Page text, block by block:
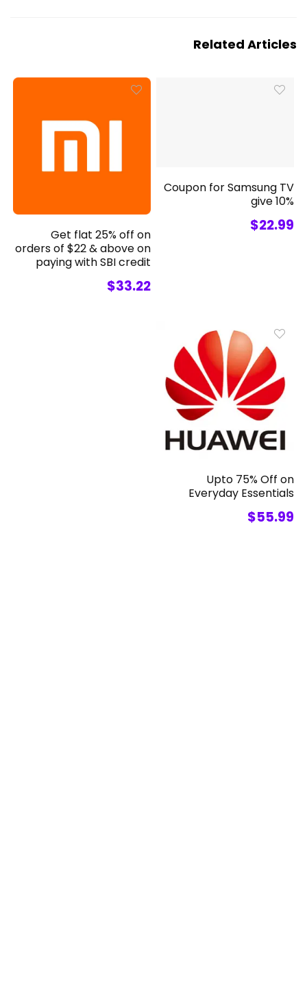
Related Articles
Coupon for Samsung TV
give 10%
$22.99
Get flat 25% off on
orders of $22 & above on
paying with SBI credit
$33.22
Upto 75% Off on
Everyday Essentials
$55.99